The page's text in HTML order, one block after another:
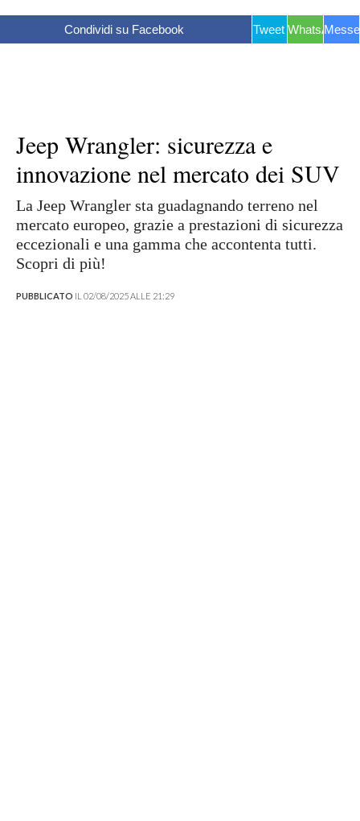
Condividi su Facebook Tweet WhatsApp
Jeep Wrangler: sicurezza e
innovazione nel mercato dei SUV
La Jeep Wrangler sta guadagnando terreno nel
mercato europeo, grazie a prestazioni di sicurezza
eccezionali e una gamma che accontenta tutti.
Scopri di più!
PUBBLICATO IL 02/08/2025 ALLE 21:29